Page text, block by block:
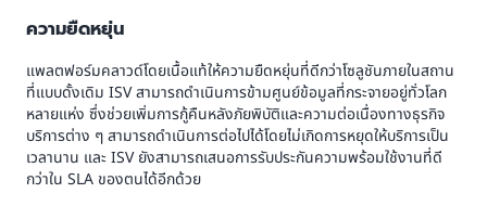
ความยืดหยุ่น
แพลตฟอร์มคลาวด์โดยเนื้อแท้ให้ความยืดหยุ่นที่ดีกว่าโซลูชันภายในสถาน
ที่แบบดั้งเดิม ISV สามารถดำเนินการข้ามศูนย์ข้อมูลที่กระจายอยู่ทั่วโลก
หลายแห่ง ซึ่งช่วยเพิ่มการกู้คืนหลังภัยพิบัติและความต่อเนื่องทางธุรกิจ
บริการต่าง ๆ สามารถดำเนินการต่อไปได้โดยไม่เกิดการหยุดให้บริการเป็น
เวลานาน และ ISV ยังสามารถเสนอการรับประกันความพร้อมใช้งานที่ดี
กว่าใน SLA ของตนได้อีกด้วย